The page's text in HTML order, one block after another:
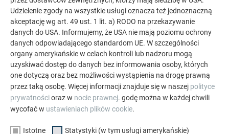
Remont elewacji z PREFA
Nowoczesny remont elewacji to dziś więcej niż tylko
ochrona. Elewacje aluminiowe PREFA gwarantują trwałą
Udzielenie zgody na wszystkie usługi oznacza też jednoznaczną
akceptację wg art. 49 ust. 1 lit. a) RODO na przekazywanie
danych do USA. Informujemy, że USA nie mają poziomu ochrony
danych odpowiadającego standardom UE. W szczególności
organy amerykańskie w celach kontroli lub nadzoru mogą
uzyskiwać dostęp do danych bez informowania osoby, których
one dotyczą oraz bez możliwości wystąpienia na drogę prawną
przez taką osobę. Więcej informacji znajduje się w naszej polityce
prywatnościoraz w nocie prawnej. godę można w każdej chwili
wycofać w ustawieniach plików cookie.
Istotne Statystyki (w tym usługi amerykańskie)